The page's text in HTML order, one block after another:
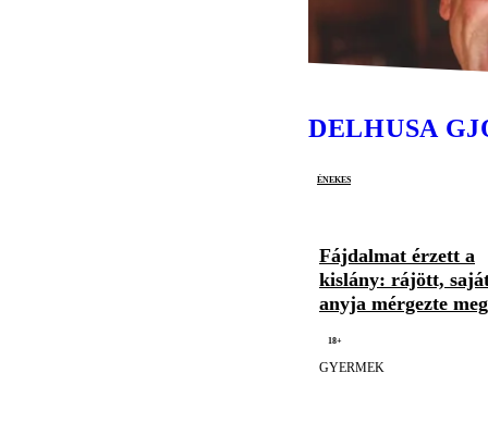
DELHUSA
énekes
Fájdalmat érzett a
kislány: rájött,
anyja mérgezte meg
18+
GYERMEK